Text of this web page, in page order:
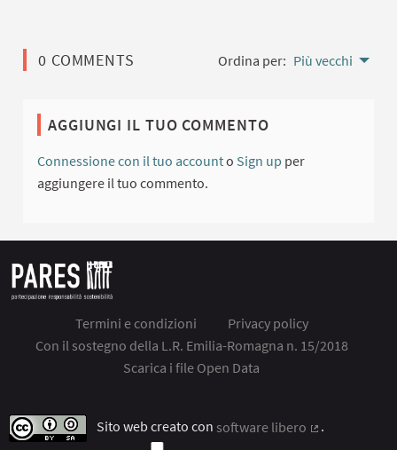
0 COMMENTS Ordina per: Più vecchi
AGGIUNGI IL TUO COMMENTO
Connessione con il tuo accounto Sign up per
aggiungere il tuo commento.
Termini e condizioni
Privacy policy
Con il sostegno della L.R. Emilia-Romagna n. 15/2018
Scarica i file Open Data
Sito web creato con software libero
.